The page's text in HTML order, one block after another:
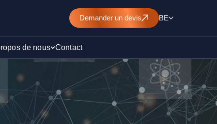
Demander un devis BE
de
de nous Contact